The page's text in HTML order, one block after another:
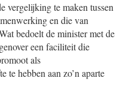
vergelijking te maken tussen
en die van
bedoelt de minister met de
een faciliteit die
als
te hebben aan zo’n aparte